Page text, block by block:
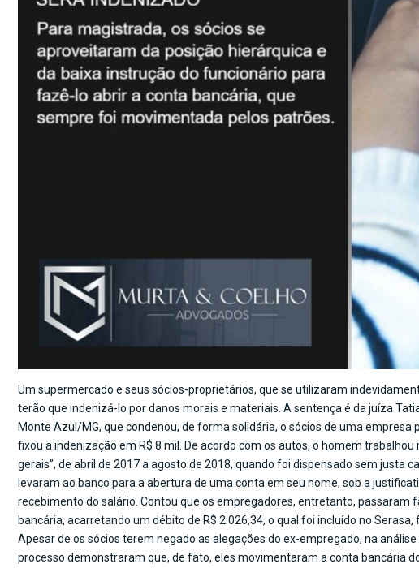
Um supermercado e seus sócios-proprietários, que se utilizaram
terão que indenizá-lo por danos morais e materiais. A sentença é da juíza
Monte Azul/MG, que condenou, de forma solidária, o sócios de uma
fixou a indenização em R$ 8 mil. De acordo com os autos, o homem
gerais”, de abril de 2017 a agosto de 2018, quando foi dispensado sem justa
levaram ao banco para a abertura de uma conta em seu nome, sob a
recebimento do salário. Contou que os empregadores, entretanto,
bancária, acarretando um débito de R$ 2.026,34, o qual foi incluído no
Apesar de os sócios terem negado as alegações do ex-empregado, na
processo demonstraram que, de fato, eles movimentaram a conta bancária